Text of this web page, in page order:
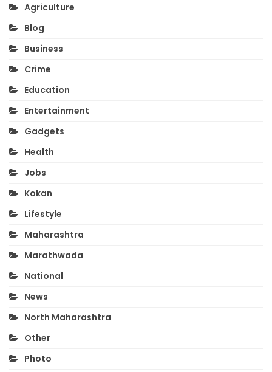
Agriculture
Blog
Business
Crime
Education
Entertainment
Gadgets
Health
Jobs
Kokan
Lifestyle
Maharashtra
Marathwada
National
News
North Maharashtra
Other
Photo